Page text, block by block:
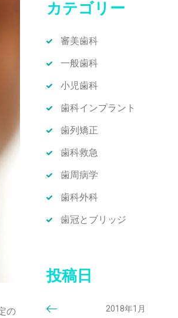
の
カテゴリー
審美歯科
一般歯科
小児歯科
歯科インプラント
歯列矯正
歯科救急
歯周病学
歯科外科
歯冠とブリッジ
投稿日
2018年1月